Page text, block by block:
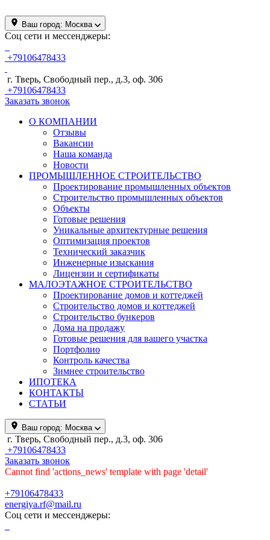
Ваш город: Москва
Соц сети и мессенджеры:
+79106478433
г. Тверь, Свободный пер., д.3, оф. 306
+79106478433
Заказать звонок
О КОМПАНИИ
Отзывы
Вакансии
Наша команда
Новости
ПРОМЫШЛЕННОЕ СТРОИТЕЛЬСТВО
Проектирование промышленных объектов
Строительство промышленных объектов
Объекты
Готовые решения
Уникальные архитектурные решения
Оптимизация проектов
Технический заказчик
Инженерные изыскания
Лицензии и сертификаты
МАЛОЭТАЖНОЕ СТРОИТЕЛЬСТВО
Проектирование домов и коттеджей
Строительство домов и коттеджей
Строительство бункеров
Дома на продажу
Готовые решения для вашего участка
Портфолио
Контроль качества
Зимнее строительство
ИПОТЕКА
КОНТАКТЫ
СТАТЬИ
Ваш город: Москва
г. Тверь, Свободный пер., д.3, оф. 306
+79106478433
Заказать звонок
Cannot find 'actions_news' template with page 'detail'
+79106478433
energiya.rf@mail.ru
Соц сети и мессенджеры: